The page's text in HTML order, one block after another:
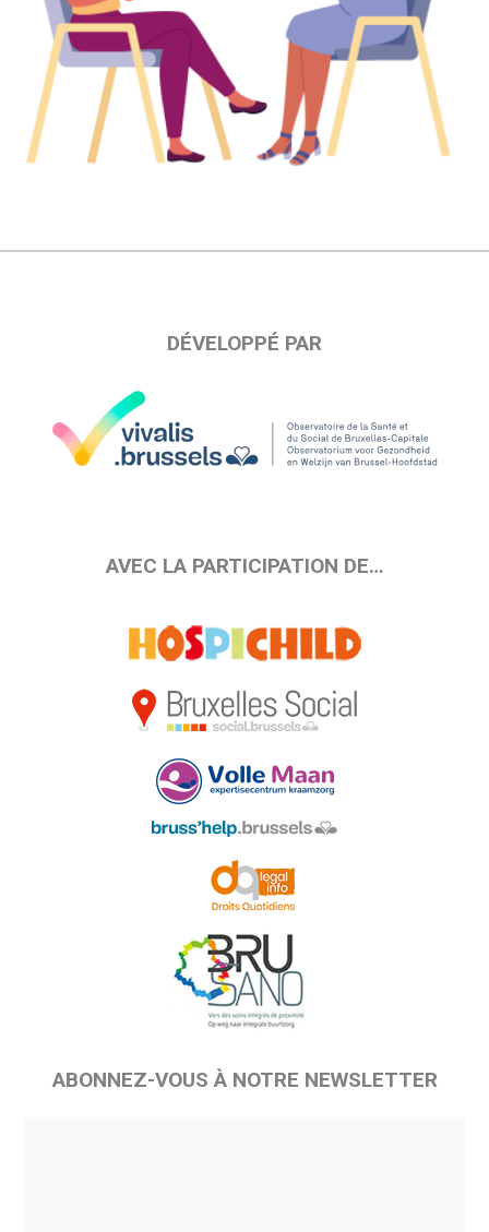
DÉVELOPPÉ PAR
AVEC LA PARTICIPATION DE…
ABONNEZ-VOUS À NOTRE NEWSLETTER